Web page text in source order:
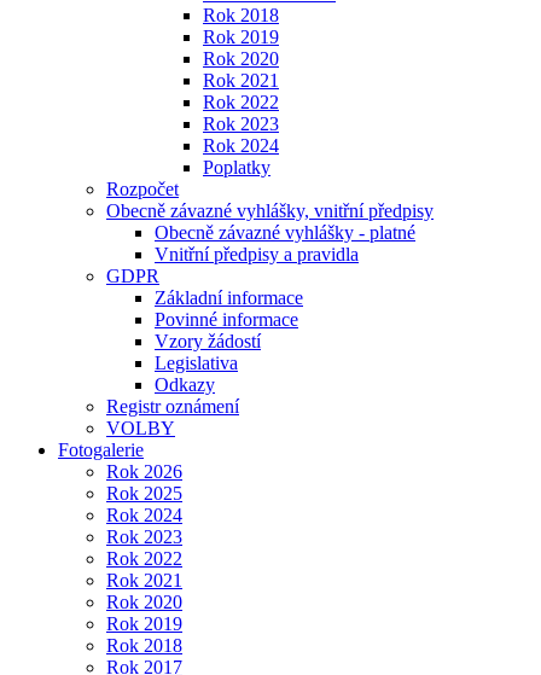
Rok 2018
Rok 2019
Rok 2020
Rok 2021
Rok 2022
Rok 2023
Rok 2024
Poplatky
Rozpočet
Obecně závazné vyhlášky, vnitřní předpisy
Obecně závazné vyhlášky - platné
Vnitřní předpisy a pravidla
GDPR
Základní informace
Povinné informace
Vzory žádostí
Legislativa
Odkazy
Registr oznámení
VOLBY
Fotogalerie
Rok 2026
Rok 2025
Rok 2024
Rok 2023
Rok 2022
Rok 2021
Rok 2020
Rok 2019
Rok 2018
Rok 2017